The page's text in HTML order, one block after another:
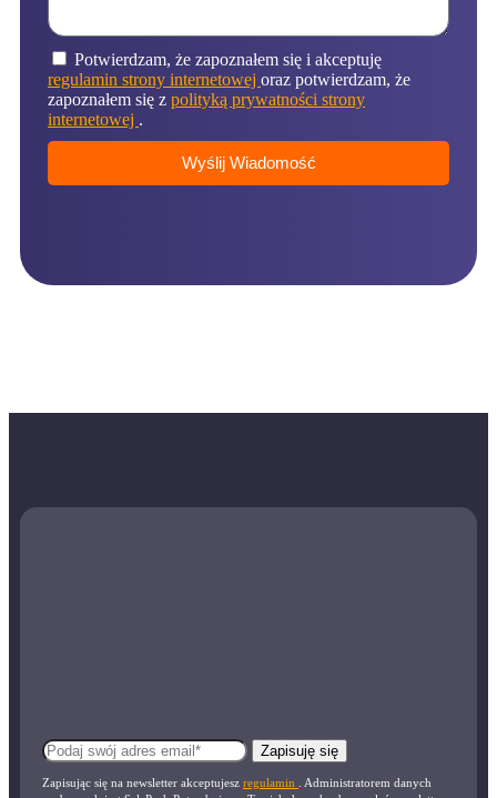
Potwierdzam, że zapoznałem się i akceptuję
regulamin strony internetowej oraz potwierdzam, że
zapoznałem się z polityką prywatności strony
internetowej .
Wyślij Wiadomość
Zapisuję się
Zapisując się na newsletter akceptujesz regulamin
. Administratorem danych